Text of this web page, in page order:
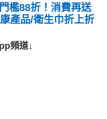
檻88折！消費再送
產品/衛生巾折上折
頻道↓